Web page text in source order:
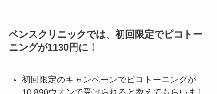
ベンスクリニックでは、初回限定でピコトー
ニングが1130円に！
初回限定のキャンペーンでピコトーニングが
10,890ウオンで受けられると教えてもらいまし